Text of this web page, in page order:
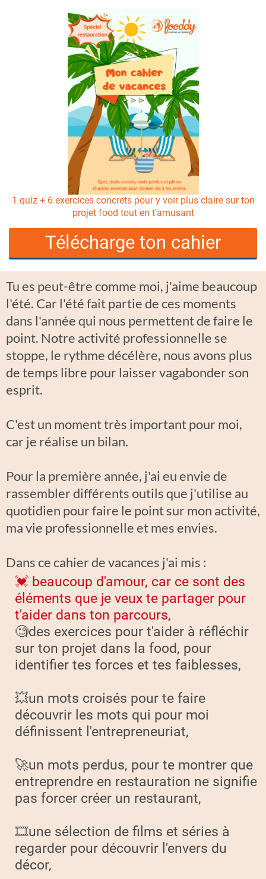
1 quiz + 6 exercices concrets pour y voir plus claire sur ton
projet food tout en t'amusant
Télécharge ton cahier
Tu es peut-être comme moi, j'aime beaucoup
l'été. Car l'été fait partie de ces moments
dans l'année qui nous permettent de faire le
point. Notre activité professionnelle se
stoppe, le rythme décélère, nous avons plus
de temps libre pour laisser vagabonder son
esprit.
C'est un moment très important pour moi,
car je réalise un bilan.
Pour la première année, j'ai eu envie de
rassembler différents outils que j'utilise au
quotidien pour faire le point sur mon activité,
ma vie professionnelle et mes envies.
Dans ce cahier de vacances j'ai mis :
💓 beaucoup d'amour, car ce sont des
éléments que je veux te partager pour
t'aider dans ton parcours,
🧐des exercices pour t'aider à réfléchir
sur ton projet dans la food, pour
identifier tes forces et tes faiblesses,
💥un mots croisés pour te faire
découvrir les mots qui pour moi
définissent l'entrepreneuriat,
🚀un mots perdus, pour te montrer que
entreprendre en restauration ne signifie
pas forcer créer un restaurant,
🎞️une sélection de films et séries à
regarder pour découvrir l'envers du
décor,